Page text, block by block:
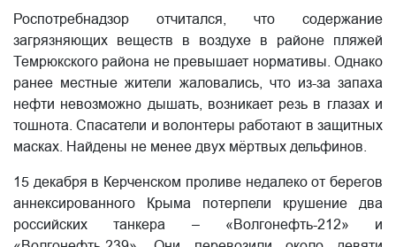
Роспотребнадзор отчитался, что содержание
загрязняющих веществ в воздухе в районе пляжей
Темрюкского района не превышает нормативы. Однако
ранее местные жители жаловались, что из-за запаха
нефти невозможно дышать, возникает резь в глазах и
тошнота. Спасатели и волонтеры работают в защитных
масках. Найдены не менее двух мёртвых дельфинов.
15 декабря в Керченском проливе недалеко от берегов
аннексированного Крыма потерпели крушение два
российских танкера – «Волгонефть-212» и